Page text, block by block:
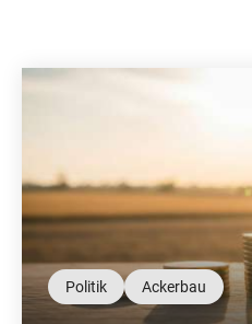
Politik Ackerbau